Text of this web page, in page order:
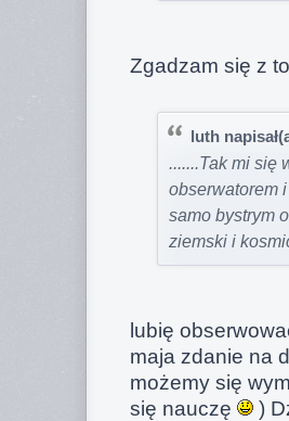
Zgadzam się z
luth
.......Tak mi się
obserwatorem
samo bystrym
ziemski i
lubię
maja zdanie na
możemy się
się nauczę
)